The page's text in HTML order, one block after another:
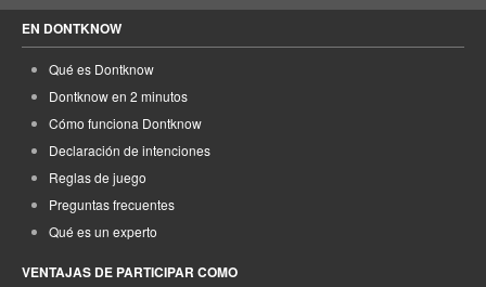
EN DONTKNOW
Qué es Dontknow
Dontknow en 2 minutos
Cómo funciona Dontknow
Declaración de intenciones
Reglas de juego
Preguntas frecuentes
Qué es un experto
VENTAJAS DE PARTICIPAR COMO